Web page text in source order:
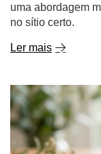
uma abordagem
no sítio certo.
Ler mais